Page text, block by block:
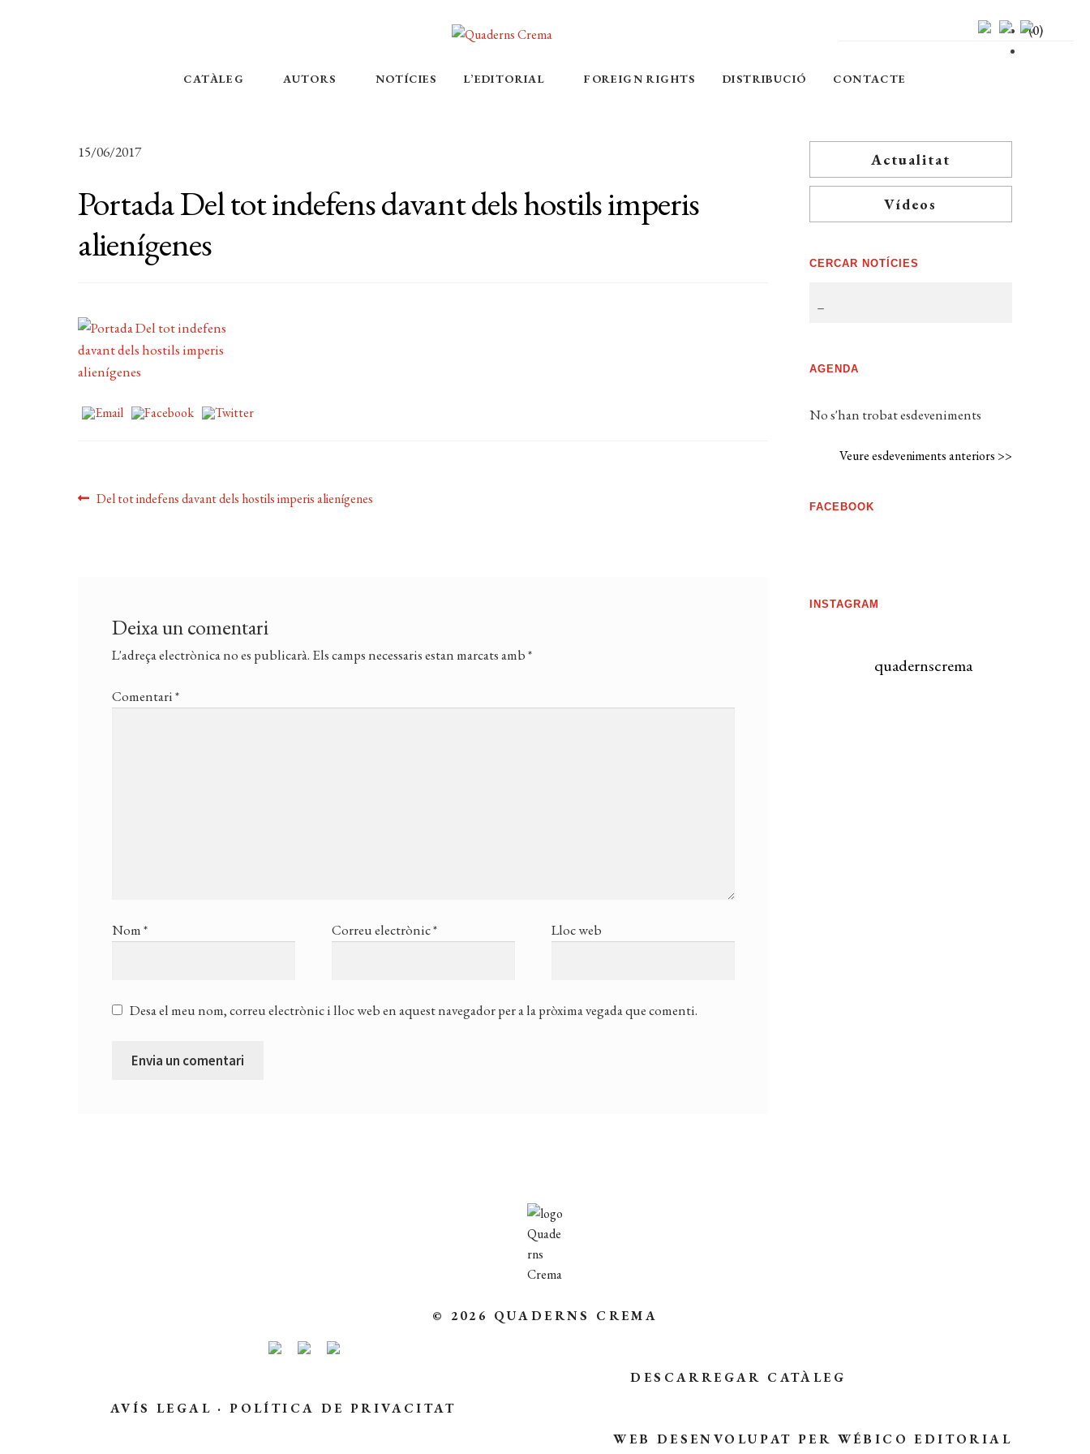
(0)
CATÀLEG AUTORS NOTÍCIES L’EDITORIAL FOREIGN RIGHTS DISTRIBUCIÓ CONTACTE
15/06/2017
Portada Del tot indefens davant dels hostils imperis
alienígenes
Navegació
Entrada
Del tot indefens davant dels hostils imperis alienígenes
Deixa un comentari
L'adreça electrònica no es publicarà. Els camps necessaris estan marcats amb*
Comentari*
Nom* Correu electrònic* Lloc web
Desa el meu nom, correu electrònic i lloc web en aquest navegador per a la pròxima vegada que comenti.
Actualitat
Vídeos
CERCAR NOTÍCIES
AGENDA
No s'han trobat esdeveniments
Veure esdeveniments anteriors >>
FACEBOOK
INSTAGRAM
quadernscrema
© 2026 QUADERNS CREMA
DESCARREGAR CATÀLEG
AVÍS LEGAL ·POLÍTICA DE PRIVACITAT
WEB DESENVOLUPAT PER WÉBICO EDITORIAL